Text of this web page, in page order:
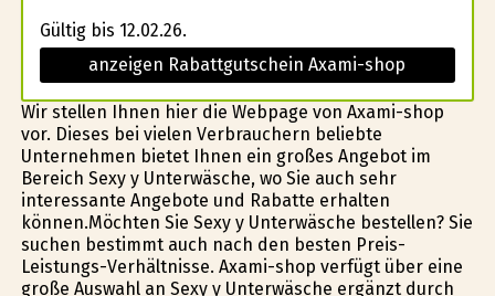
Gültig bis 12.02.26.
anzeigen Rabattgutschein Axami-shop
Wir stellen Ihnen hier die Webpage von Axami-shop
vor. Dieses bei vielen Verbrauchern beliebte
Unternehmen bietet Ihnen ein großes Angebot im
Bereich Sexy y Unterwäsche, wo Sie auch sehr
interessante Angebote und Rabatte erhalten
können.Möchten Sie Sexy y Unterwäsche bestellen? Sie
suchen bestimmt auch nach den besten Preis-
Leistungs-Verhältnisse. Axami-shop verfügt über eine
große Auswahl an Sexy y Unterwäsche ergänzt durch